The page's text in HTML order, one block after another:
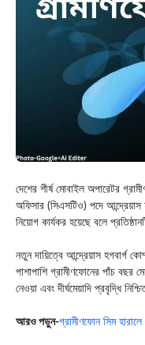
দেশের শীর্ষ মোবাইল অপারেটর
অফিসার (সিএসটিও) পদে
নিয়োগ কার্যকর হয়েছে বলে
নতুন দায়িত্বে আন্দ্রেয়াস হগবার্গ
পাশাপাশি গ্রামীণফোনের পাঁচ বছর
নেওয়া এবং দীর্ঘমেয়াদি প্রবৃদ্ধি
আরও পড়ুন-গ্রামীণফোন সিম